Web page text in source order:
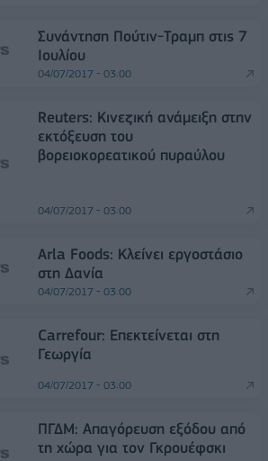
Συνάντηση Πούτιν-Τραμπ στις 7
Ιουλίου
04/07/2017 - 03:00
Reuters: Κινεζική ανάμειξη στην
εκτόξευση του
βορειοκορεατικού πυραύλου
04/07/2017 - 03:00
Arla Foods: Κλείνει εργοστάσιο
στη Δανία
04/07/2017 - 03:00
Carrefour: Επεκτείνεται στη
Γεωργία
04/07/2017 - 03:00
ΠΓΔΜ: Απαγόρευση εξόδου από
τη χώρα για τον Γκρουέφσκι